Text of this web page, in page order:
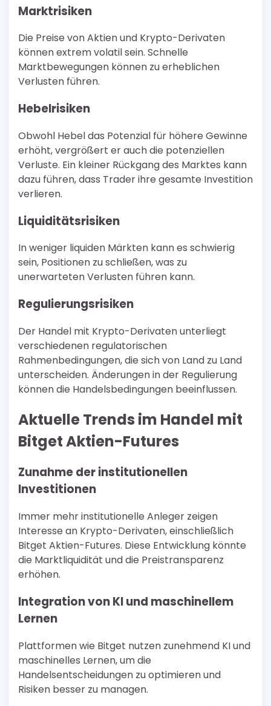
Marktrisiken
Die Preise von Aktien und Krypto-Derivaten
können extrem volatil sein. Schnelle
Marktbewegungen können zu erheblichen
Verlusten führen.
Hebelrisiken
Obwohl Hebel das Potenzial für höhere Gewinne
erhöht, vergrößert er auch die potenziellen
Verluste. Ein kleiner Rückgang des Marktes kann
dazu führen, dass Trader ihre gesamte Investition
verlieren.
Liquiditätsrisiken
In weniger liquiden Märkten kann es schwierig
sein, Positionen zu schließen, was zu
unerwarteten Verlusten führen kann.
Regulierungsrisiken
Der Handel mit Krypto-Derivaten unterliegt
verschiedenen regulatorischen
Rahmenbedingungen, die sich von Land zu Land
unterscheiden. Änderungen in der Regulierung
können die Handelsbedingungen beeinflussen.
Aktuelle Trends im Handel mit
Bitget Aktien-Futures
Zunahme der institutionellen
Investitionen
Immer mehr institutionelle Anleger zeigen
Interesse an Krypto-Derivaten, einschließlich
Bitget Aktien-Futures. Diese Entwicklung könnte
die Marktliquidität und die Preistransparenz
erhöhen.
Integration von KI und maschinellem
Lernen
Plattformen wie Bitget nutzen zunehmend KI und
maschinelles Lernen, um die
Handelsentscheidungen zu optimieren und
Risiken besser zu managen.